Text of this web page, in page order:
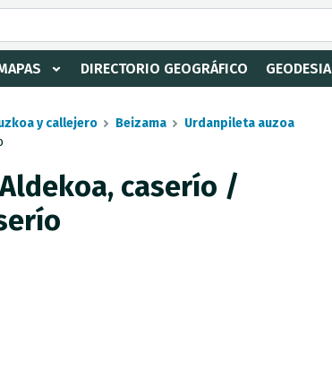
DIRECTORIO GEOGRÁFICO GEODESIA
y callejero Beizama
Urdanpileta auzoa
caserío /